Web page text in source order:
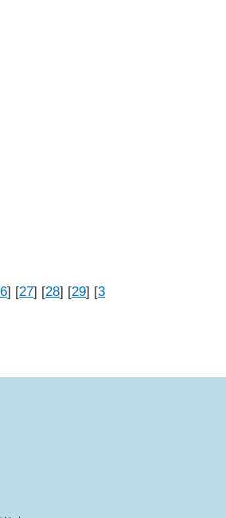
] [27] [28] [29] [3